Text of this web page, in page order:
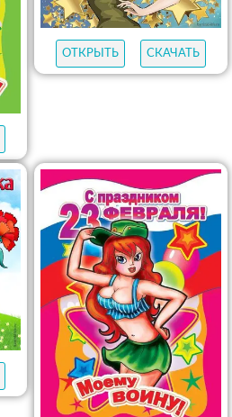
ОТКРЫТЬ СКАЧАТЬ